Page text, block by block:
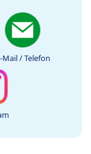
Mail / Telefon